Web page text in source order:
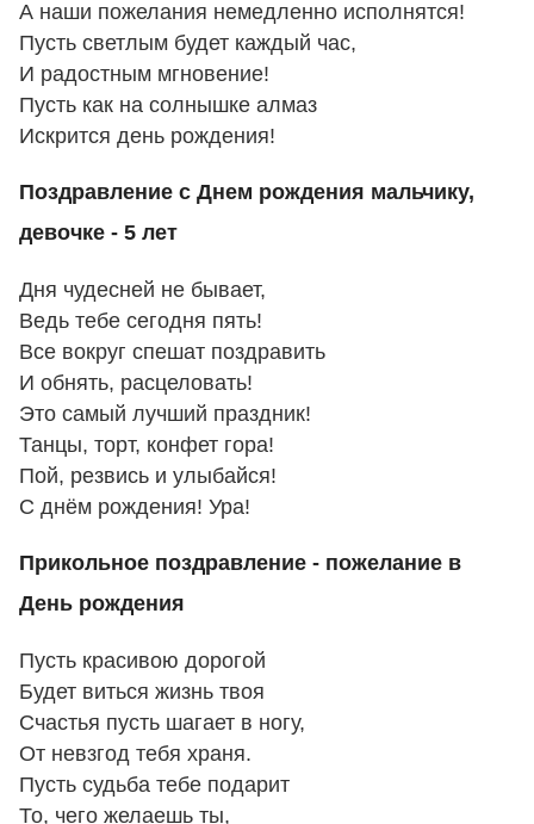
А наши пожелания немедленно исполнятся!
Пусть светлым будет каждый час,
И радостным мгновение!
Пусть как на солнышке алмаз
Искрится день рождения!
Поздравление с Днем рождения мальчику,
девочке - 5 лет
Дня чудесней не бывает,
Ведь тебе сегодня пять!
Все вокруг спешат поздравить
И обнять, расцеловать!
Это самый лучший праздник!
Танцы, торт, конфет гора!
Пой, резвись и улыбайся!
С днём рождения! Ура!
Прикольное поздравление - пожелание в
День рождения
Пусть красивою дорогой
Будет виться жизнь твоя
Счастья пусть шагает в ногу,
От невзгод тебя храня.
Пусть судьба тебе подарит
То, чего желаешь ты,